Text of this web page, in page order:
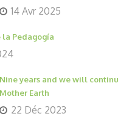
14 Avr 2025
la Pedagogía
Nine years and we will
Mother Earth
22 Déc 2023